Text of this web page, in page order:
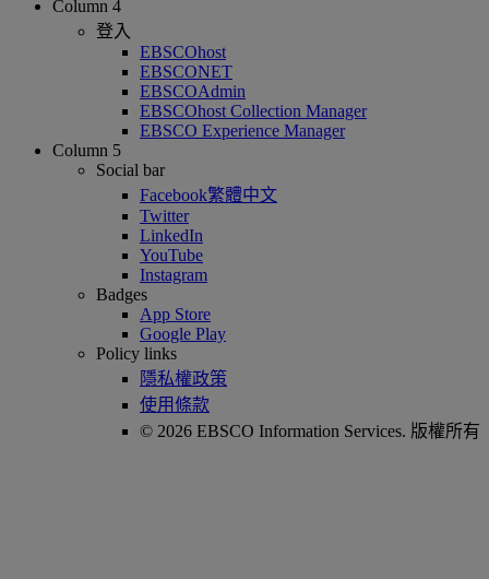
Column 4
登入
EBSCOhost
EBSCONET
EBSCOAdmin
EBSCOhost Collection Manager
EBSCO Experience Manager
Column 5
Social bar
Facebook繁體中文
Twitter
LinkedIn
YouTube
Instagram
Badges
App Store
Google Play
Policy links
隱私權政策
使用條款
© 2026 EBSCO Information Services. 版權所有